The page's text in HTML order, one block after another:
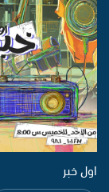
اول خبر